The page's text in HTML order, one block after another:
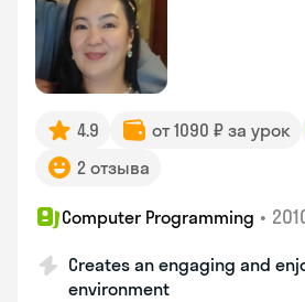
4.9 от 1090 ₽ за урок
2 отзыва
Computer Programming •
Creates an engaging and
environment